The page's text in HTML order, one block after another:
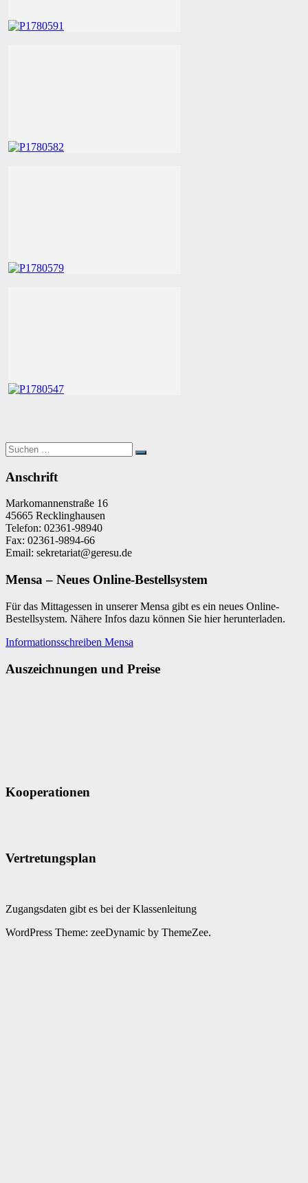
Suchen
nach:
Suchen
Anschrift
Markomannenstraße 16
45665 Recklinghausen
Telefon: 02361-98940
Fax: 02361-9894-66
Email: sekretariat@geresu.de
Mensa – Neues Online-Bestellsystem
Für das Mittagessen in unserer Mensa gibt es ein neues Online-
Bestellsystem. Nähere Infos dazu können Sie hier herunterladen.
Informationsschreiben Mensa
Auszeichnungen und Preise
Kooperationen
Vertretungsplan
Zugangsdaten gibt es bei der Klassenleitung
WordPress Theme: zeeDynamic by ThemeZee.